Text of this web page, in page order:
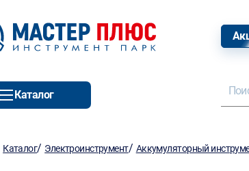
Каталог
Каталог/ Электроинструмент/ Аккумуляторный